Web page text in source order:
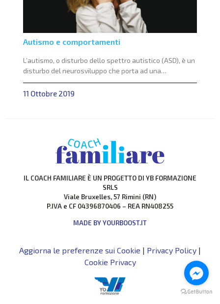
Autismo e comportamenti
L’autismo, o disturbo dello spettro autistico (ASD), è un
disturbo del neurosviluppo che porta ad una
compromissione della comunicazione (verbale e non) e
dell’interazione sociale, portando spesso a
11 Ottobre 2019
IL COACH FAMILIARE È UN PROGETTO DI YB FORMAZIONE
SRLS
Viale Bruxelles, 57 Rimini (RN)
P.IVA e CF 04396870406 – REA RN408255
MADE BY YOURBOOST.IT
Aggiorna le preferenze sui Cookie | Privacy Policy |
Cookie Privacy